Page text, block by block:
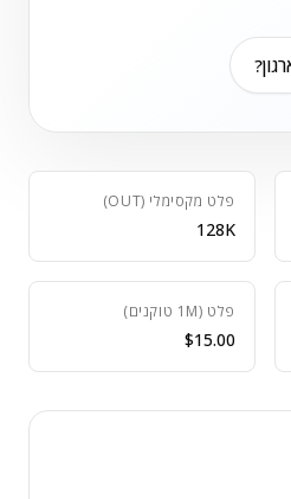
פלט מקסימלי (OUT)
128K
פלט (1M טוקנים)
$15.00